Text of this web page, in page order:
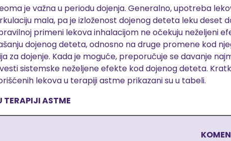
je važna u periodu dojenja. Generalno, upotreba
mala, pa je izloženost dojenog deteta leku
primeni lekova inhalacijom ne očekuju neželjeni
dojenog deteta, odnosno na druge promene kod
za dojenje. Kada je moguće, preporučuje se davanje
sistemske neželjene efekte kod dojenog deteta.
lekova u terapiji astme prikazani su u tabeli.
TERAPIJI ASTME